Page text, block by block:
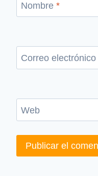
Nombre *
Correo electrónico
Web